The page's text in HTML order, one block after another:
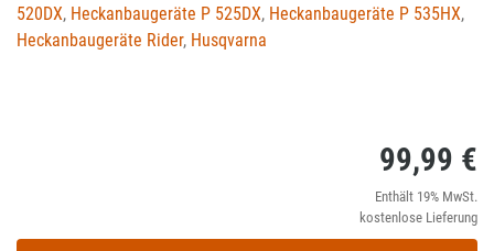
520DX, Heckanbaugeräte P 525DX, Heckanbaugeräte P 535HX,
Heckanbaugeräte Rider, Husqvarna
99,99 €
Enthält 19% MwSt.
kostenlose Lieferung